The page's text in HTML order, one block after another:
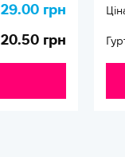
29.00 грн
20.50 грн